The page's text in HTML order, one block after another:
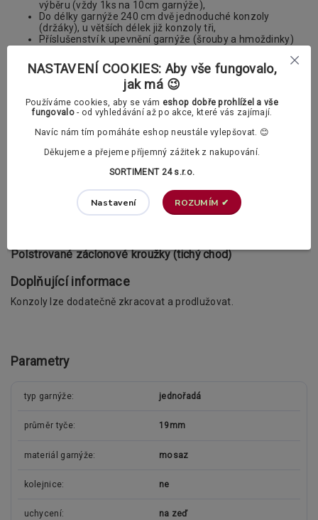
výběru (vždy 1ks na 10cm garnýže),
Do délky garnýže 240 cm dvě jednoduché konzoly
(držáky), u větších délek již konzoly tři,
Příslušenství k upevnění garnýže (šrouby a hmoždinky)
Nabízíme vám také možnost výběru dvou typu
kroužků s
žabkami. Vybrat si můžete mezi klasickými a polstrovanými
V příslušenství si v případě potřeby můžete
dokoupit také PVC háčky.
Záclonové kroužky s žabkami dle vašeho výběru:
Klasické záclonové kroužky
Polstrované záclonové kroužky (tichý chod)
Doplňující informace
Konzoly lze dodatečně zkracovat a prodlužovat.
Parametry
typ garnýže jednořadá
průměr tyče 19mm
materiál garnýže mosaz
kolejnice ne
uchycení na zeď
NASTAVENÍ COOKIES: Aby vše fungovalo,
jak má 😉
Používáme cookies, aby se vám eshop dobře prohlížel a vše
fungovalo- od vyhledávání až po akce, které vás zajímají.
Navíc nám tím pomáháte eshop neustále vylepšovat. 😊
Děkujeme a přejeme příjemný zážitek z nakupování.
SORTIMENT 24 s.r.o.
Nastavení ROZUMÍM ✔